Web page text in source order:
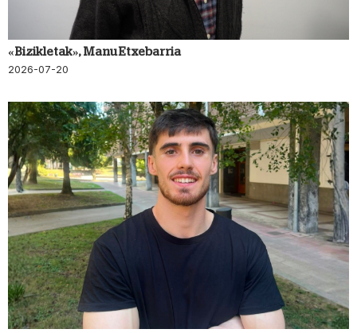
«Bizikletak», Manu Etxebarria
2026-07-20